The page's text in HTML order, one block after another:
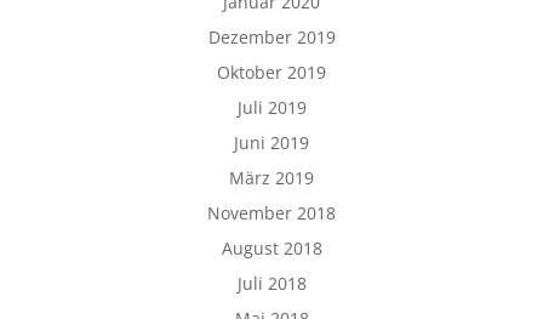
Dezember 2019
Oktober 2019
Juli 2019
Juni 2019
März 2019
November 2018
August 2018
Juli 2018